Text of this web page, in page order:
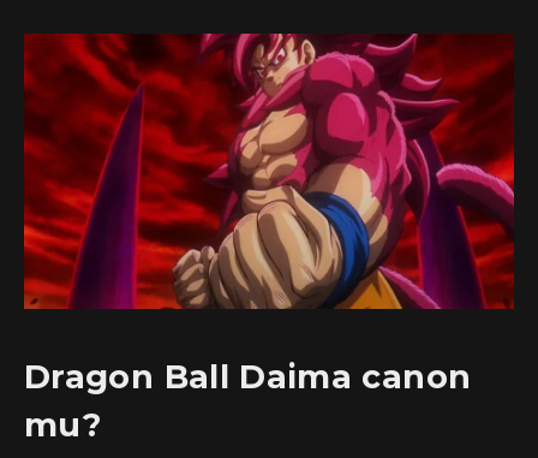
Dragon Ball Daima canon
mu?